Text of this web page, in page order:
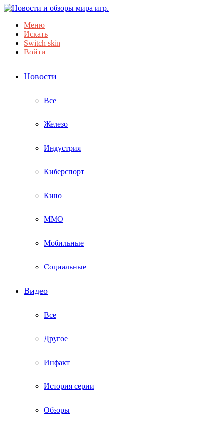
Меню
Искать
Switch skin
Войти
Новости
Все
Железо
Индустрия
Киберспорт
Кино
ММО
Мобильные
Социальные
Видео
Все
Другое
Инфакт
История серии
Обзоры